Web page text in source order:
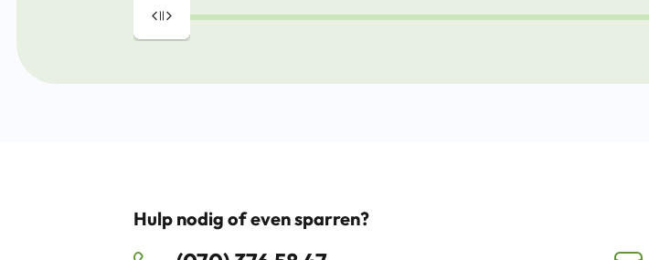
Drag
Hulp nodig of even sparren?